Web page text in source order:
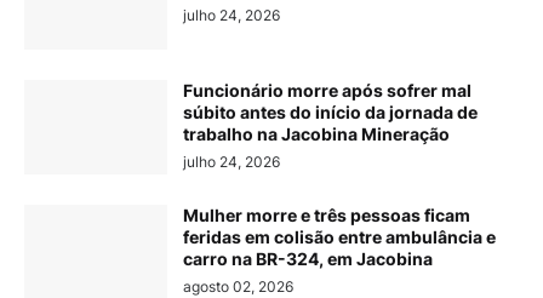
julho 24, 2026
Funcionário morre após sofrer mal
súbito antes do início da jornada de
trabalho na Jacobina Mineração
julho 24, 2026
Mulher morre e três pessoas ficam
feridas em colisão entre ambulância e
carro na BR-324, em Jacobina
agosto 02, 2026